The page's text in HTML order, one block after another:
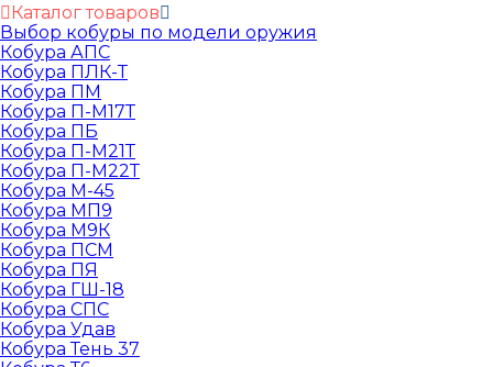
Каталог товаров
Выбор кобуры по модели оружия
Кобура АПС
Кобура ПЛК-Т
Кобура ПМ
Кобура П-М17Т
Кобура ПБ
Кобура П-М21Т
Кобура П-М22Т
Кобура М-45
Кобура МП9
Кобура М9К
Кобура ПСМ
Кобура ПЯ
Кобура ГШ-18
Кобура СПС
Кобура Удав
Кобура Тень 37